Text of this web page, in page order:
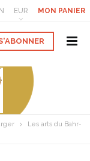
EUR MON PANIER
Les arts du Bahr-